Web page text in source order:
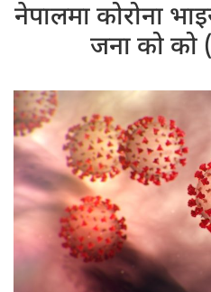
नेपालमा कोरोना
जना को को